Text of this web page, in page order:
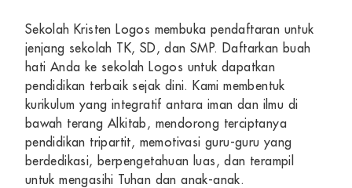
Sekolah Kristen Logos membuka pendaftaran untuk
jenjang sekolah TK, SD, dan SMP. Daftarkan buah
hati Anda ke sekolah Logos untuk dapatkan
pendidikan terbaik sejak dini. Kami membentuk
kurikulum yang integratif antara iman dan ilmu di
bawah terang Alkitab, mendorong terciptanya
pendidikan tripartit, memotivasi guru-guru yang
berdedikasi, berpengetahuan luas, dan terampil
untuk mengasihi Tuhan dan anak-anak.